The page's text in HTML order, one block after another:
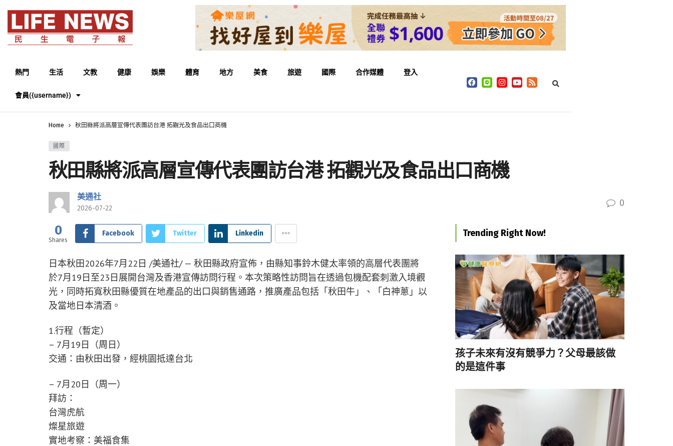
熱門 生活 文教 健康 娛樂 體育 地方 美食 旅遊 國際 合作媒體 登入
會員({username})
Home 秋田縣將派高層宣傳代表團訪台港 拓觀光及食品出口商機
國際
秋田縣將派高層宣傳代表團訪台港 拓觀光及食品出口商機
美通社
2026-07-22 0
0
Shares
Facebook Twitter Linkedin
日本秋田2026年7月22日 /美通社/ — 秋田縣政府宣佈，由縣知事鈴木健太率領的高層代表團將
於7月19日至23日展開台灣及香港宣傳訪問行程。本次策略性訪問旨在透過包機配套刺激入境觀
光，同時拓寬秋田縣優質在地產品的出口與銷售通路，推廣產品包括「秋田牛」、「白神蔥」以
及當地日本清酒。
1.行程（暫定）
– 7月19日（周日）
交通：由秋田出發，經桃園抵達台北
– 7月20日（周一）
拜訪：
台灣虎航
燦星旅遊
實地考察：美福食集
Trending Right Now!
孩子未來有沒有競爭力？父母最該做
的是這件事